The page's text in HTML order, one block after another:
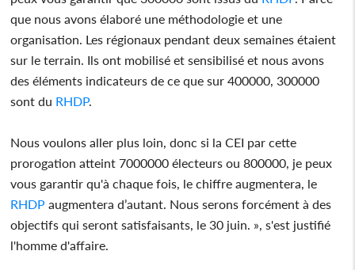
que nous avons élaboré une méthodologie et une
organisation. Les régionaux pendant deux semaines étaient
sur le terrain. Ils ont mobilisé et sensibilisé et nous avons
des éléments indicateurs de ce que sur 400000, 300000
sont du RHDP.
Nous voulons aller plus loin, donc si la CEI par cette
prorogation atteint 7000000 électeurs ou 800000, je peux
vous garantir qu'à chaque fois, le chiffre augmentera, le
RHDP augmentera d’autant. Nous serons forcément à des
objectifs qui seront satisfaisants, le 30 juin. », s'est justifié
l'homme d'affaire.